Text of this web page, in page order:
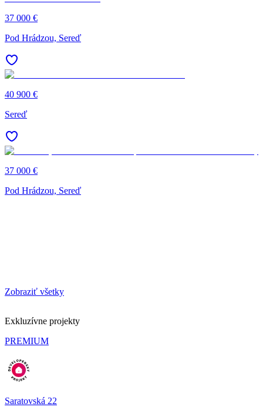
37 000 €
Pod Hrádzou, Sereď
40 900 €
Sereď
37 000 €
Pod Hrádzou, Sereď
Zobraziť všetky
Exkluzívne projekty
PREMIUM
Saratovská 22